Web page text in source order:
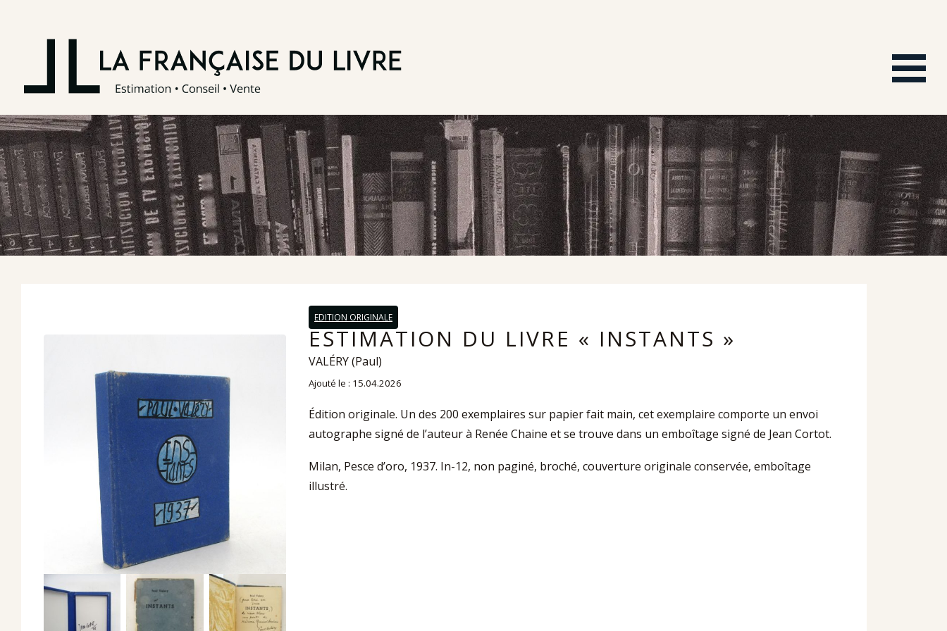
EDITION ORIGINALE
ESTIMATION DU LIVRE « INSTANTS »
VALÉRY (Paul)
Ajouté le : 15.04.2026
Édition originale. Un des 200 exemplaires sur papier fait main, cet exemplaire comporte un envoi
autographe signé de l’auteur à Renée Chaine et se trouve dans un emboîtage signé de Jean Cortot.
Milan, Pesce d’oro, 1937. In-12, non paginé, broché, couverture originale conservée, emboîtage
illustré.